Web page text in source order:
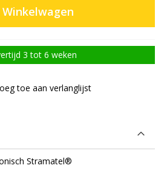
Winkelwagen
3 tot 6 weken
toe aan verlanglijst
Stramatel®